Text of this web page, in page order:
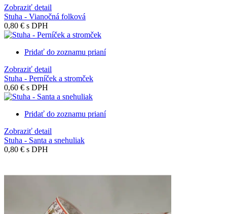
Zobraziť detail
Stuha - Vianočná folková
0,80 € s DPH
Pridať do zoznamu prianí
Zobraziť detail
Stuha - Perníček a stromček
0,60 € s DPH
Pridať do zoznamu prianí
Zobraziť detail
Stuha - Santa a snehuliak
0,80 € s DPH